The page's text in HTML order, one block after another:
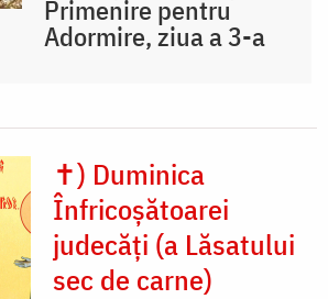
Primenire pentru
Adormire, ziua a 3-a
✝) Duminica
Înfricoșătoarei
judecăți (a Lăsatului
sec de carne)